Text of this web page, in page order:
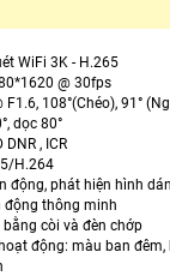
WiFi 3K - H.265
@ 30fps
108°(Chéo), 91°
dọc 80°
DNR , ICR
H.264
động, phát hiện hình
động thông minh
còi và đèn chớp
động: màu ban